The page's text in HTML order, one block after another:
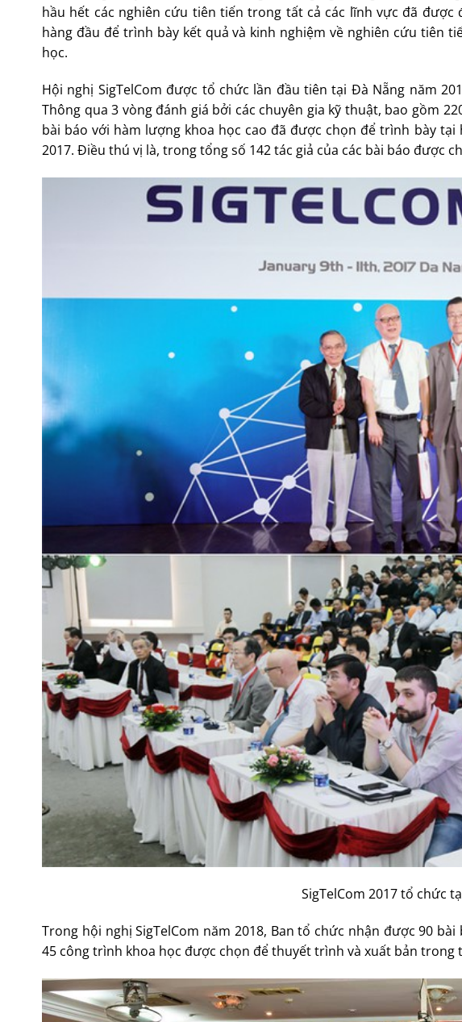
hầu hết các nghiên cứu tiên tiến trong tất cả các lĩnh vực đã được
hàng đầu để trình bày kết quả và kinh nghiệm về nghiên cứu tiên
học.
Hội nghị SigTelCom được tổ chức lần đầu tiên tại Đà Nẵng năm
Thông qua 3 vòng đánh giá bởi các chuyên gia kỹ thuật, bao gồm
bài báo với hàm lượng khoa học cao đã được chọn để trình bày
2017. Điều thú vị là, trong tổng số 142 tác giả của các bài báo được
SigTelCom 2017 tổ chức
Trong hội nghị SigTelCom năm 2018, Ban tổ chức nhận được 90
45 công trình khoa học được chọn để thuyết trình và xuất bản trong